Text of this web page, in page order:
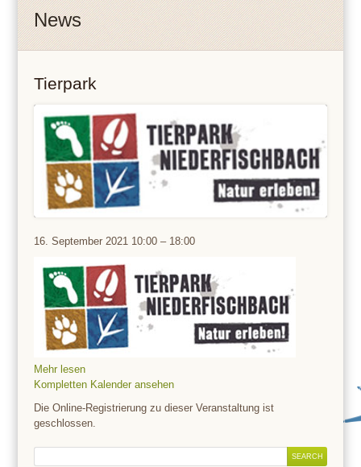
News
Tierpark
Tierpark
16. September 2021 10:00 – 18:00
Mehr lesen
Kompletten Kalender ansehen
Die Online-Registrierung zu dieser Veranstaltung ist
geschlossen.